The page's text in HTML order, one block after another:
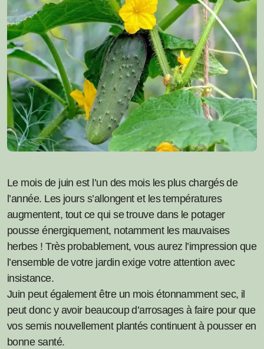
Le mois de juin est l’un des mois les plus chargés de
l’année. Les jours s’allongent et les températures
augmentent, tout ce qui se trouve dans le potager
pousse énergiquement, notamment les mauvaises
herbes ! Très probablement, vous aurez l’impression que
l’ensemble de votre jardin exige votre attention avec
insistance.
Juin peut également être un mois étonnamment sec, il
peut donc y avoir beaucoup d’arrosages à faire pour que
vos semis nouvellement plantés continuent à pousser en
bonne santé.